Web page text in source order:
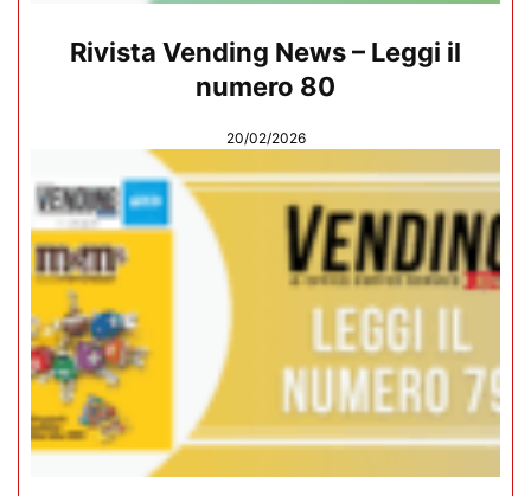
Rivista Vending News – Leggi il
numero 80
20/02/2026